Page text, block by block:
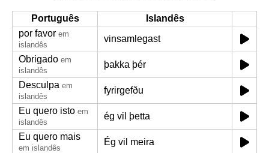
Português
Islandês
por favor em
islandês
vinsamlegast
Obrigado em
islandês
þakka þér
Desculpa em
islandês
fyrirgefðu
Eu quero isto em
islandês
ég vil þetta
Eu quero mais
em islandês
Ég vil meira